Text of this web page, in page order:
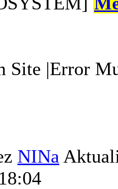
Site |Error
NINa